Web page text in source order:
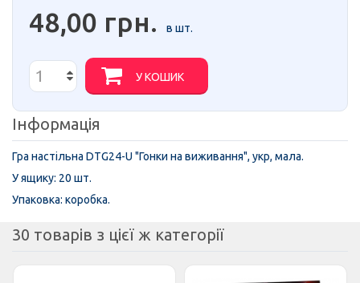
48,00 грн. в шт.
У КОШИК
Інформація
Гра настільна DTG24-U "Гонки на виживання", укр, мала.
У ящику: 20 шт.
Упаковка: коробка.
30 товарів з цієї ж категорії